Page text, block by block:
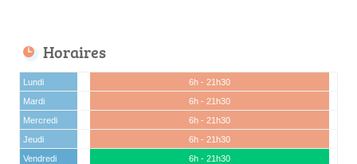
Horaires
Lundi
6h - 21h30
Mardi
6h - 21h30
Mercredi
6h - 21h30
Jeudi
6h - 21h30
Vendredi
6h - 21h30